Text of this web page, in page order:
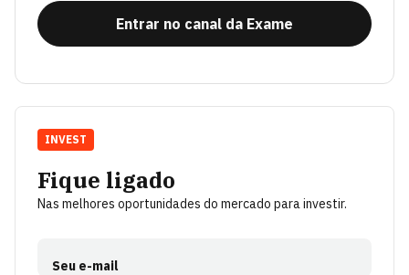
Entrar no canal da Exame
Fique ligado
Nas melhores oportunidades do mercado para investir.
Seu e-mail
INVEST